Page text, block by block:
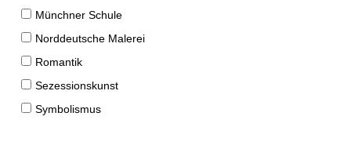
Münchner Schule
Norddeutsche Malerei
Romantik
Sezessionskunst
Symbolismus